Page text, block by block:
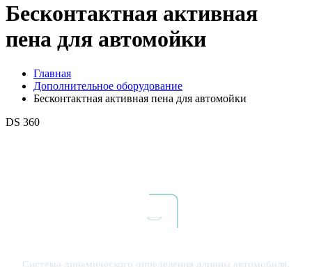
Бесконтактная активная
пена для автомойки
Главная
Дополнительное оборудование
Бесконтактная активная пена для автомойки
DS 360
Система динамического определения длинны автомобиля,